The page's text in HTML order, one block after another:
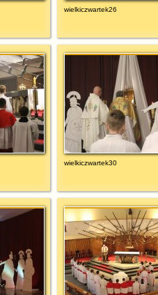
wielkiczwartek26
wielkiczwartek30